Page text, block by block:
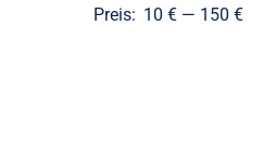
Preis: 10 € — 150 €